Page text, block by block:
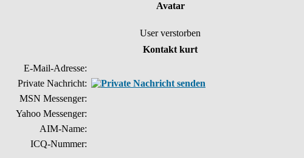
Avatar
User verstorben
Kontakt kurt
E-Mail-Adresse:
Private Nachricht:
MSN Messenger:
Yahoo Messenger:
AIM-Name:
ICQ-Nummer: